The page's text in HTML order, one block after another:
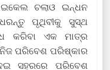
ଚଲାଓ ଇନ୍ଧନ
ପୃଥିବୀକୁ ସୁସ୍ଥ
କରିବା ଏକ ମାତ୍ର
ନିଜ ପରିବେଶ ପରିଷ୍କାର
ସହରରେ ପରିବେଶ